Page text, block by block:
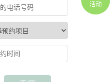
活动